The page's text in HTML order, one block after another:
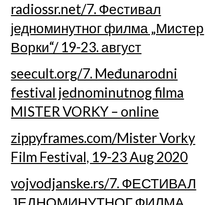
radiossr.net/7. Фестивал
једноминутног филма „Мистер
Ворки“/ 19-23. август
seecult.org/7. Međunarodni
festival jednominutnog filma
MISTER VORKY – online
zippyframes.com/Mister Vorky
Film Festival, 19-23 Aug 2020
vojvodjanske.rs/7. ФЕСТИВАЛ